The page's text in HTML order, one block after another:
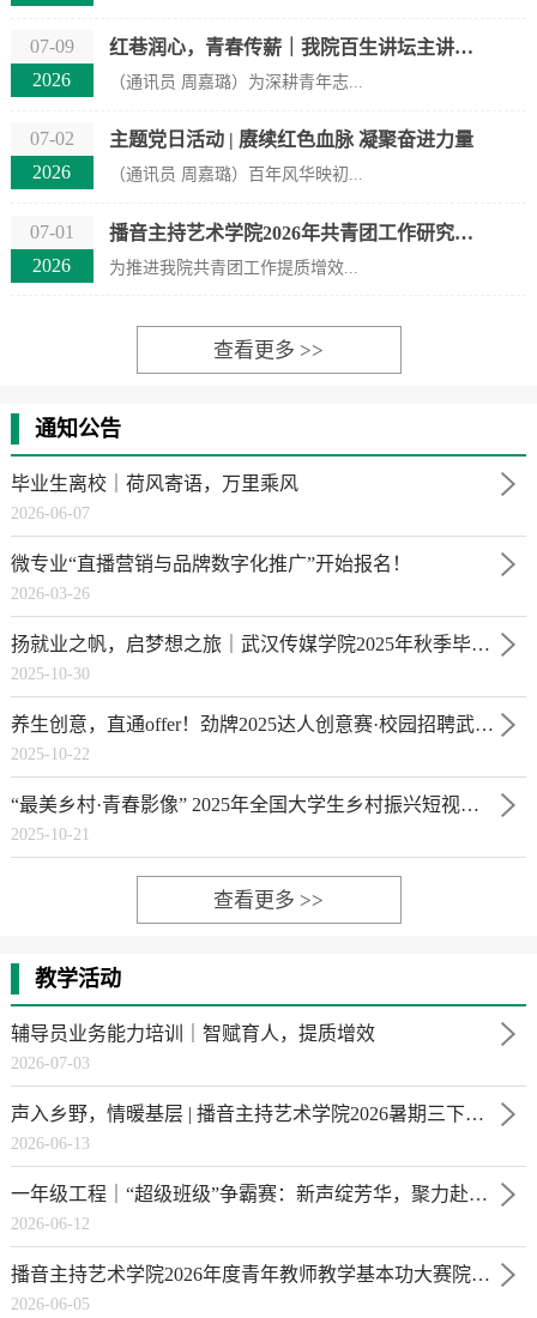
07-09
2026
红巷润心，青春传薪｜我院百生讲坛主讲人走进文苑社区爱心托管班开展红色宣讲
（通讯员 周嘉璐）为深耕青年志...
07-02
2026
主题党日活动 | 赓续红色血脉 凝聚奋进力量
（通讯员 周嘉璐）百年风华映初...
07-01
2026
播音主持艺术学院2026年共青团工作研究指导专题会议｜承前启后，聚力前行
为推进我院共青团工作提质增效...
查看更多 >>
通知公告
毕业生离校｜荷风寄语，万里乘风
2026-06-07
微专业“直播营销与品牌数字化推广”开始报名！
2026-03-26
扬就业之帆，启梦想之旅｜武汉传媒学院2025年秋季毕业生供需见面会
2025-10-30
养生创意，直通offer！劲牌2025达人创意赛·校园招聘武传播音专属通道开启
2025-10-22
“最美乡村·青春影像” 2025年全国大学生乡村振兴短视频大赛公告
2025-10-21
查看更多 >>
教学活动
辅导员业务能力培训｜智赋育人，提质增效
2026-07-03
声入乡野，情暖基层 | 播音主持艺术学院2026暑期三下乡实践活动正式启动
2026-06-13
一年级工程｜“超级班级”争霸赛：新声绽芳华，聚力赴新途
2026-06-12
播音主持艺术学院2026年度青年教师教学基本功大赛院赛顺利举行
2026-06-05